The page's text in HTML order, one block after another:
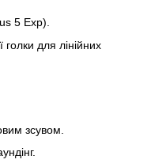
5 Exp).
голки для лінійних
зсувом.